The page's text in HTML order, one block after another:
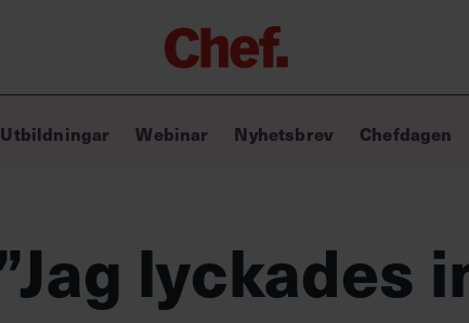
Chefakademin+
Lyft ditt ledarskap med C+
Ledarskapstest
Chef GPT – din chefsassistent i
Utbildningar Webinar Nyhetsbrev Chefdagen
lyckades